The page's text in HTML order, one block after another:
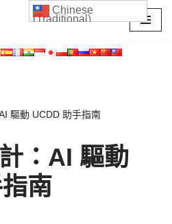
驅動 UCDD 助手指南
：AI 驅動
南
Chinese
(Traditional)